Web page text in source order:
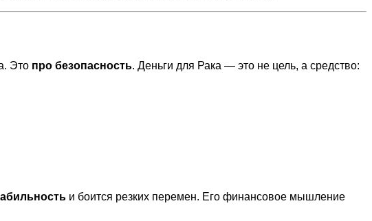
Это про безопасность. Деньги для Рака — это не цель, а средство:
и боится резких перемен. Его финансовое мышление